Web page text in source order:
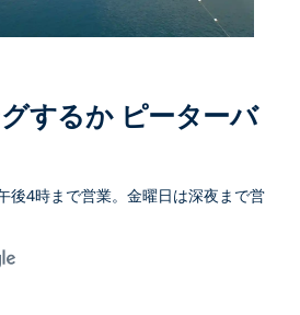
するか ピーターバ
後4時まで営業。金曜日は深夜まで営